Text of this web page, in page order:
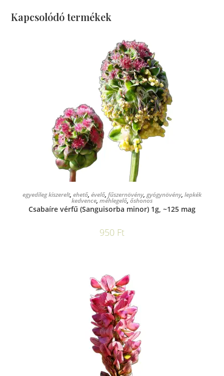
Kapcsolódó termékek
KOSÁRBA TESZEM
egyedileg kiszerelt, ehető, évelő, fűszernövény, gyógynövény, lepkék
kedvence, méhlegelő, őshonos
Csabaíre vérfű (Sanguisorba minor) 1g, ~125 mag
950 Ft